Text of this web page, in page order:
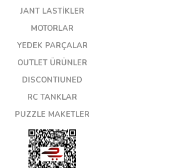
JANT LASTİKLER
MOTORLAR
YEDEK PARÇALAR
OUTLET ÜRÜNLER
DISCONTIUNED
RC TANKLAR
PUZZLE MAKETLER